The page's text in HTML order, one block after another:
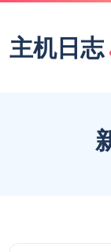
主机日志